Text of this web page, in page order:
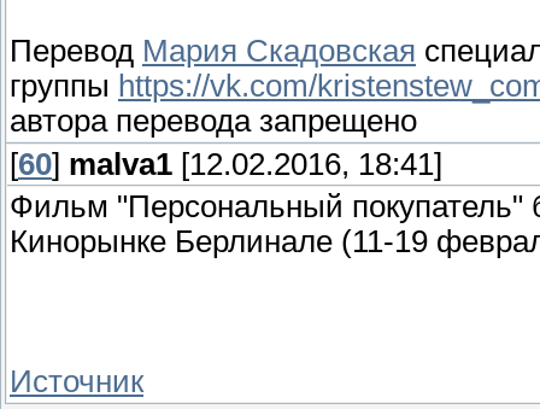
Перевод Мария Скадовская
группы https://vk.com/
автора перевода запрещено
[60] malva1 [12.02.2016, 18:41]
Фильм "Персональный покупатель"
Кинорынке Берлинале (11-19
Источник